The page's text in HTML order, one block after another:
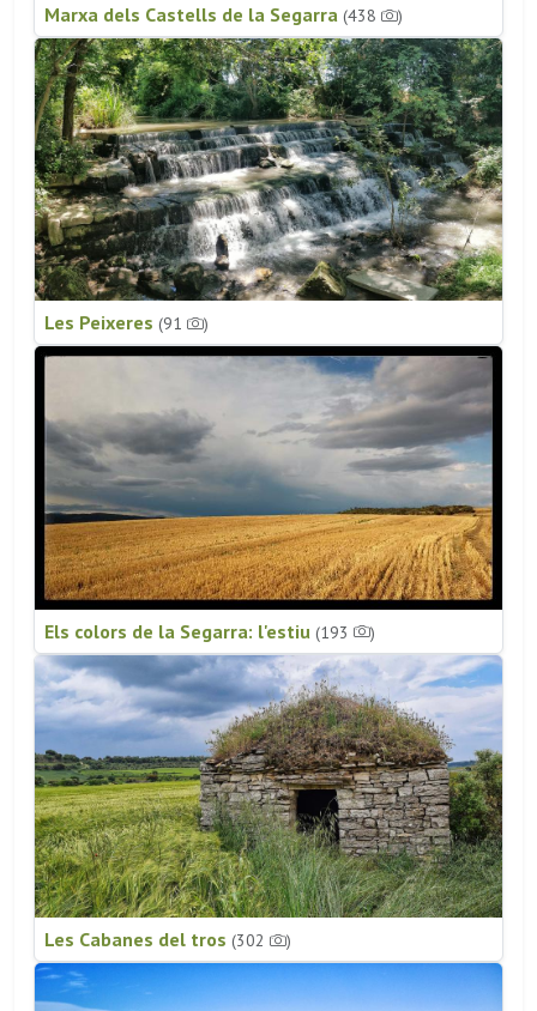
Marxa dels Castells de la Segarra (438 )
Les Peixeres (91 )
Els colors de la Segarra: l'estiu (193 )
Les Cabanes del tros (302 )